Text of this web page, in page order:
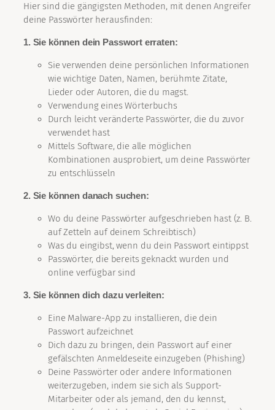
Hier sind die gängigsten Methoden, mit denen Angreifer
deine Passwörter herausfinden:
1. Sie können dein Passwort erraten:
Sie verwenden deine persönlichen Informationen
wie wichtige Daten, Namen, berühmte Zitate,
Lieder oder Autoren, die du magst.
Verwendung eines Wörterbuchs
Durch leicht veränderte Passwörter, die du zuvor
verwendet hast
Mittels Software, die alle möglichen
Kombinationen ausprobiert, um deine Passwörter
zu entschlüsseln
2. Sie können danach suchen:
Wo du deine Passwörter aufgeschrieben hast (z. B.
auf Zetteln auf deinem Schreibtisch)
Was du eingibst, wenn du dein Passwort eintippst
Passwörter, die bereits geknackt wurden und
online verfügbar sind
3. Sie können dich dazu verleiten:
Eine Malware-App zu installieren, die dein
Passwort aufzeichnet
Dich dazu zu bringen, dein Passwort auf einer
gefälschten Anmeldeseite einzugeben (Phishing)
Deine Passwörter oder andere Informationen
weiterzugeben, indem sie sich als Support-
Mitarbeiter oder als jemand, den du kennst,